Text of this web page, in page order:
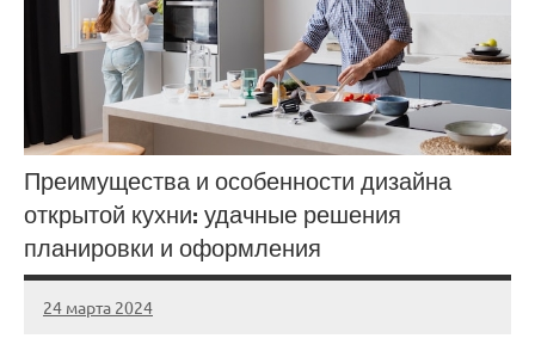
Преимущества и особенности дизайна
открытой кухни: удачные решения
планировки и оформления
24 марта 2024
stroyka_sl_r
Нет